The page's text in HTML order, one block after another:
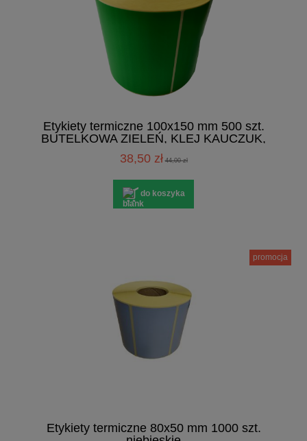
Etykiety termiczne 100x150 mm 500 szt.
BUTELKOWA ZIELEŃ, KLEJ KAUCZUK,
PERFORACJA
38,50 zł 44,00 zł
do koszyka
Etykiety termiczne 80x50 mm 1000 szt.
promocja